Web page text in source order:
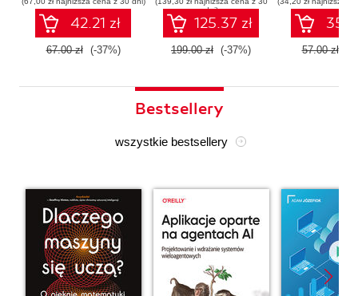
42.21 zł
67.00 zł (-37%)
umożliwiające
konstruowanie
inteligentnych
systemów
dni)
125.37 zł
199.00 zł (-37%) 57.00 zł
Bestsellery
wszystkie bestsellery